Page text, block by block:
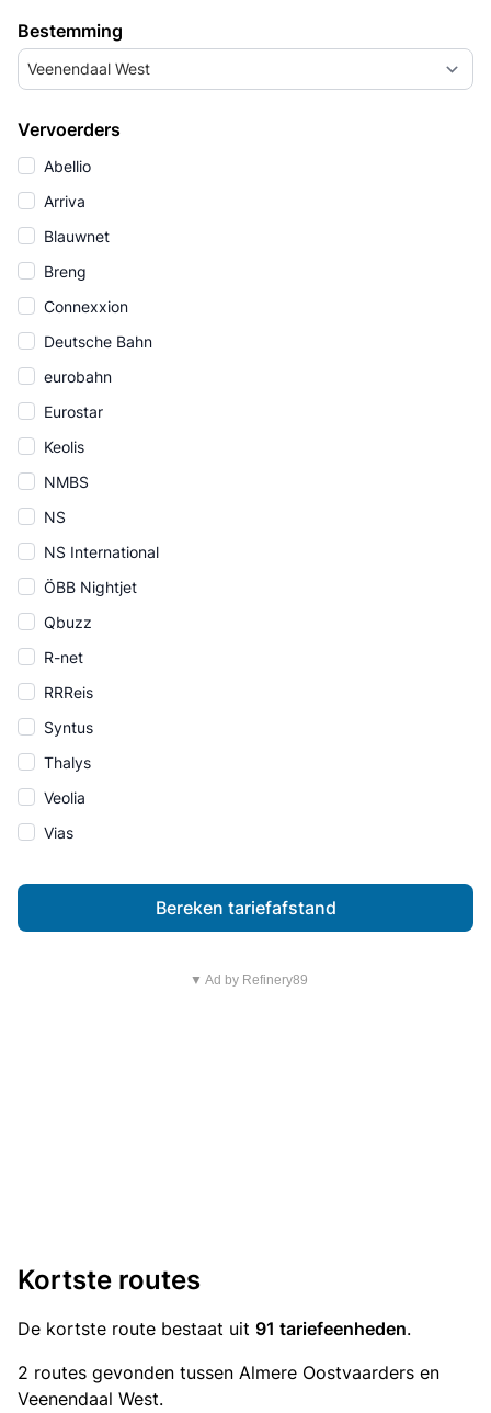
Bestemming
Veenendaal West
Vervoerders
Abellio
Arriva
Blauwnet
Breng
Connexxion
Deutsche Bahn
eurobahn
Eurostar
Keolis
NMBS
NS
NS International
ÖBB Nightjet
Qbuzz
R-net
RRReis
Syntus
Thalys
Veolia
Vias
Bereken tariefafstand
▼ Ad by Refinery89
Kortste routes
De kortste route bestaat uit 91 tariefeenheden.
2 routes gevonden tussen Almere Oostvaarders en
Veenendaal West.